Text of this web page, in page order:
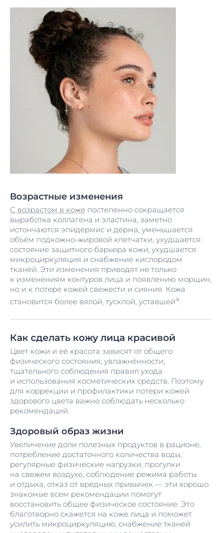
Возрастные изменения
С возрастом в коже постепенно сокращается
выработка коллагена и эластина, заметно
истончаются эпидермис и дерма, уменьшается
объём подкожно-жировой клетчатки, ухудшается
состояние защитного барьера кожи, ухудшается
микроциркуляция и снабжение кислородом
тканей. Эти изменения приводят не только
к изменениям контуров лица и появлению морщин,
но и к потере кожей свежести и сияния. Кожа
становится более вялой, тусклой, уставшей4.
Как сделать кожу лица красивой
Цвет кожи и её красота зависят от общего
физического состояния, увлажнённости,
тщательного соблюдения правил ухода
и использования косметических средств. Поэтому
для коррекции и профилактики потери кожей
здорового цвета важно соблюдать несколько
рекомендаций.
Здоровый образ жизни
Увеличение доли полезных продуктов в рационе,
потребление достаточного количества воды,
регулярные физические нагрузки, прогулки
на свежем воздухе, соблюдение режима работы
и отдыха, отказ от вредных привычек — эти хорошо
знакомые всем рекомендации помогут
восстановить общее физическое состояние. Это
благотворно скажется на коже лица и поможет
усилить микроциркуляцию, снабжение тканей